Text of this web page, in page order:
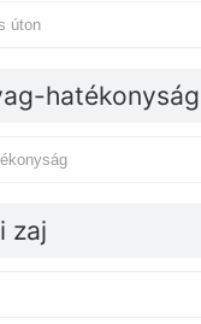
hatékonyság
zaj